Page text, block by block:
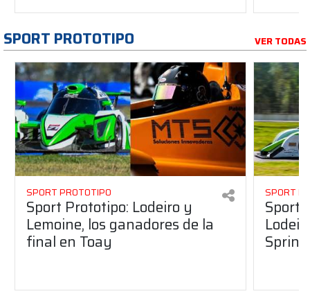
SPORT PROTOTIPO VER TODAS
SPORT PROTOTIPO
Sport Prototipo: Lodeiro y
Lemoine, los ganadores de la
final en Toay
SPORT
Sport
Sprint